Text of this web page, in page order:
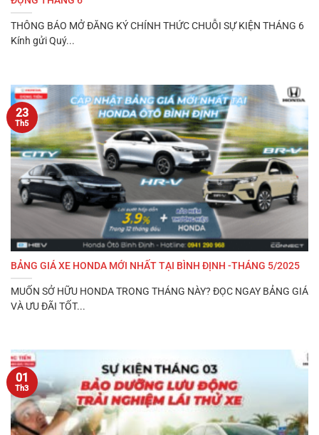
THÔNG BÁO MỞ ĐĂNG KÝ CHÍNH THỨC CHUỖI SỰ KIỆN THÁNG 6
Kính gửi Quý...
BẢNG GIÁ XE HONDA MỚI NHẤT TẠI BÌNH ĐỊNH -THÁNG 5/2025
MUỐN SỞ HỮU HONDA TRONG THÁNG NÀY? ĐỌC NGAY BẢNG GIÁ
VÀ ƯU ĐÃI TỐT...
23
Th5
01
Th3